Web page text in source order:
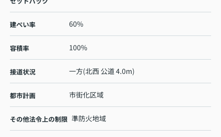
建ぺい率 60%
容積率 100%
接道状況 一方(北西 公道 4.0m)
都市計画 市街化区域
その他法令上の制限 準防火地域